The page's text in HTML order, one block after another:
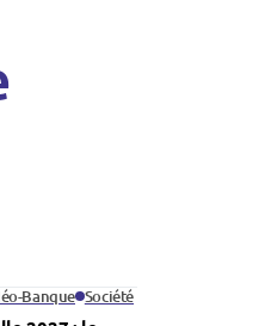
Banque Société